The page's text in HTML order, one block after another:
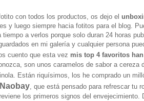
con todos los productos, os dejo el
y luego siempre hacia fotitos para el blog.
tiempo a verlos porque solo duran 24 horas
en mi galería y cualquier persona
cuento que esta vez mis top 4 favoritos
son unos caramelos de sabor a
Están riquísimos, los he comprado un
, que está pensado para refrescar tu
los primeros signos del envejecimiento.